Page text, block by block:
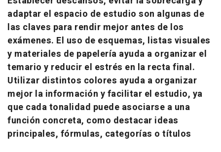
adaptar el espacio de estudio son algunas de
las claves para rendir mejor antes de los
exámenes. El uso de esquemas, listas visuales
y materiales de papelería ayuda a organizar el
temario y reducir el estrés en la recta final.
Utilizar distintos colores ayuda a organizar
mejor la información y facilitar el estudio, ya
que cada tonalidad puede asociarse a una
función concreta, como destacar ideas
principales, fórmulas, categorías o títulos